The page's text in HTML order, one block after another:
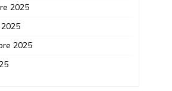
2025
2025